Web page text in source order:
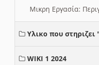
Μικρη Εργασία:
Υλικο που στηριζει
WIKI 1 2024